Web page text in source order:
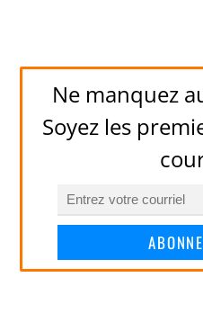
Ne manquez
Soyez les